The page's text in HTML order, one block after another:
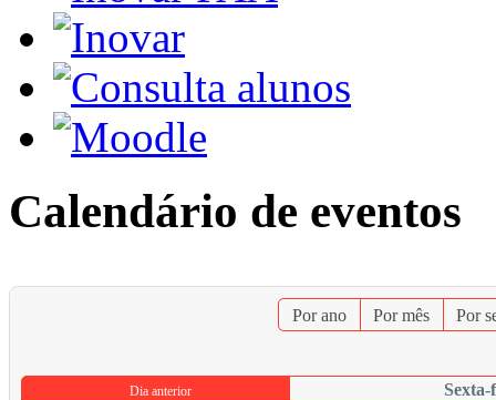
Calendário de eventos
Por ano Por mês Por
Dia anterior